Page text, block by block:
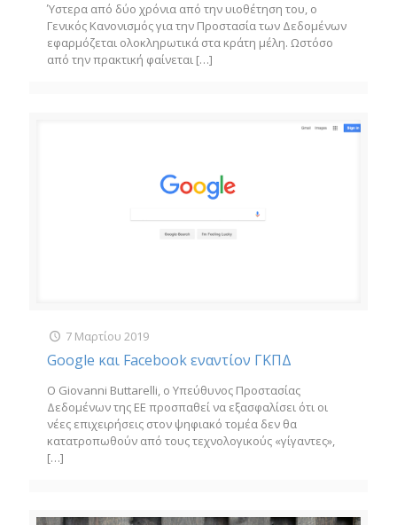
Ύστερα από δύο χρόνια από την υιοθέτηση του, ο
Γενικός Κανονισμός για την Προστασία των Δεδομένων
εφαρμόζεται ολοκληρωτικά στα κράτη μέλη. Ωστόσο
από την πρακτική φαίνεται […]
7 Μαρτίου 2019
Google και Facebook εναντίον ΓΚΠΔ
Ο Giovanni Buttarelli, ο Υπεύθυνος Προστασίας
Δεδομένων της ΕΕ προσπαθεί να εξασφαλίσει ότι οι
νέες επιχειρήσεις στον ψηφιακό τομέα δεν θα
κατατροπωθούν από τους τεχνολογικούς «γίγαντες»,
[…]